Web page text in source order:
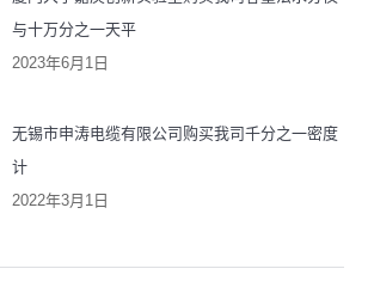
与十万分之一天平
2023年6月1日
无锡市申涛电缆有限公司购买我司千分之一密度
计
2022年3月1日